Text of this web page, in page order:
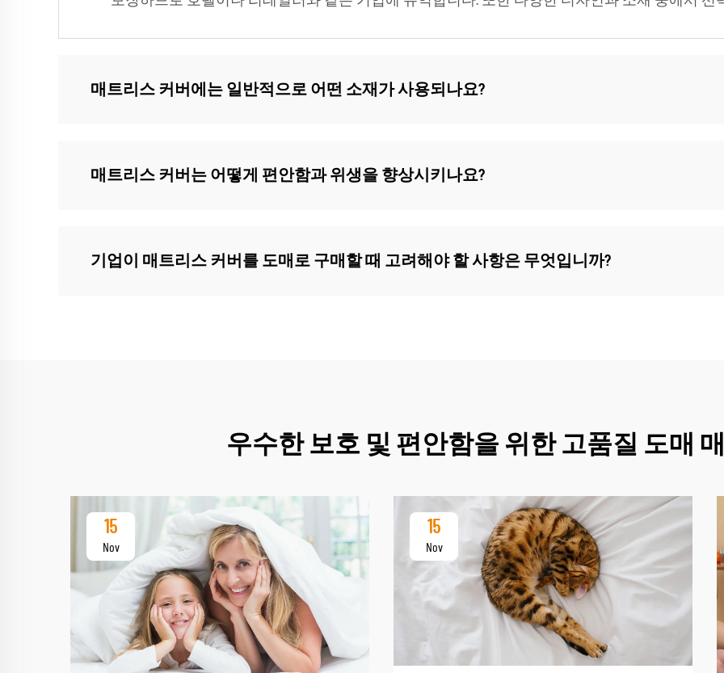
매트리스 커버에는 일반적으로 어떤 소재가 사용되나요?
매트리스 커버는 어떻게 편안함과 위생을 향상시키나요?
기업이 매트리스 커버를 도매로 구매할 때 고려해야 할 사항은 무엇입니까?
우수한 보호 및 편안함을 위한 고품질 도매
15
Nov
15
Nov